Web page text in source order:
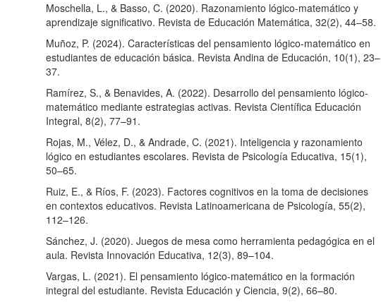
Moschella, L., & Basso, C. (2020). Razonamiento lógico-matemático y
aprendizaje significativo. Revista de Educación Matemática, 32(2), 44–58.
Muñoz, P. (2024). Características del pensamiento lógico-matemático en
estudiantes de educación básica. Revista Andina de Educación, 10(1), 23–
37.
Ramírez, S., & Benavides, A. (2022). Desarrollo del pensamiento lógico-
matemático mediante estrategias activas. Revista Científica Educación
Integral, 8(2), 77–91.
Rojas, M., Vélez, D., & Andrade, C. (2021). Inteligencia y razonamiento
lógico en estudiantes escolares. Revista de Psicología Educativa, 15(1),
50–65.
Ruiz, E., & Ríos, F. (2023). Factores cognitivos en la toma de decisiones
en contextos educativos. Revista Latinoamericana de Psicología, 55(2),
112–126.
Sánchez, J. (2020). Juegos de mesa como herramienta pedagógica en el
aula. Revista Innovación Educativa, 12(3), 89–104.
Vargas, L. (2021). El pensamiento lógico-matemático en la formación
integral del estudiante. Revista Educación y Ciencia, 9(2), 66–80.